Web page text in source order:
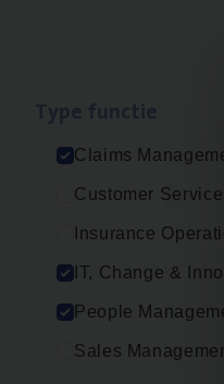
Claims
Customer
Insurance
IT, Change &
People
Sales